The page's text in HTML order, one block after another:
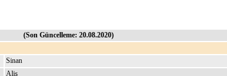
(Son Güncelleme: 20.08.2020)
Sinan
Aliş